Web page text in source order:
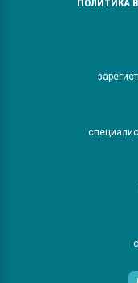
ПОЛИТИКА